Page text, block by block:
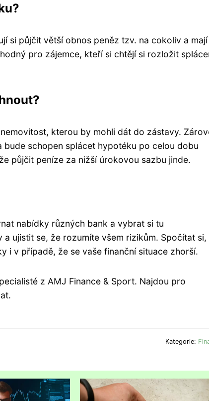
si půjčit větší obnos peněz tzv. na cokoliv a mají
pro zájemce, kteří si chtějí si rozložit
kterou by mohli dát do zástavy.
bude schopen splácet hypotéku po celou dobu
půjčit peníze za nižší úrokovou sazbu jinde.
nabídky různých bank a vybrat si tu
ujistit se, že rozumíte všem rizikům. Spočítat si,
i v případě, že se vaše finanční situace zhorší.
té z AMJ Finance & Sport. Najdou pro
t.
Kategorie: